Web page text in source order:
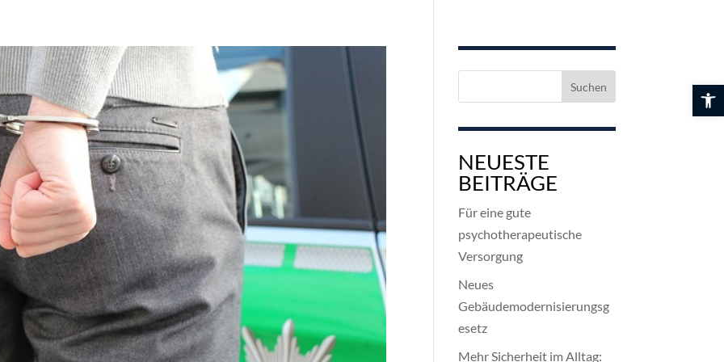
NEUESTE
BEITRÄGE
Für eine gute
psychotherapeutische
Versorgung
Neues
Gebäudemodernisierungsg
esetz
Mehr Sicherheit im Alltag: